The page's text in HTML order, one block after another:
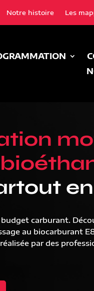
Notre histoire Les
carburant.
au biocarburant
par des